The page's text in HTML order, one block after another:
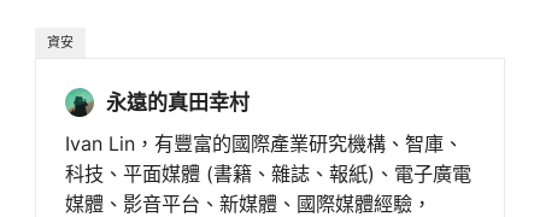
資安
永遠的真田幸村
Ivan Lin，有豐富的國際產業研究機構、智庫、
科技、平面媒體 (書籍、雜誌、報紙)、電子廣電
媒體、影音平台、新媒體、國際媒體經驗，